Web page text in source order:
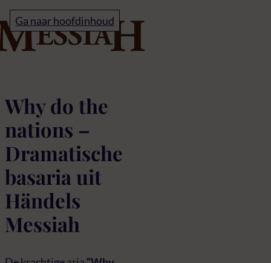
Ga naar hoofdinhoud Home
Why do the nations
Why do the
nations –
Dramatische
basaria uit
Händels
Messiah